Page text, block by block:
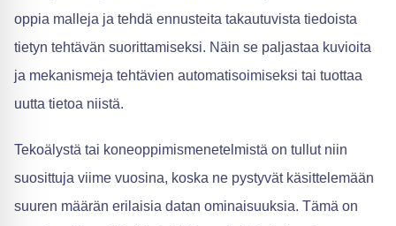
oppia malleja ja tehdä ennusteita takautuvista tiedoista
tietyn tehtävän suorittamiseksi. Näin se paljastaa kuvioita
ja mekanismeja tehtävien automatisoimiseksi tai tuottaa
uutta tietoa niistä.
Tekoälystä tai koneoppimismenetelmistä on tullut niin
suosittuja viime vuosina, koska ne pystyvät käsittelemään
suuren määrän erilaisia datan ominaisuuksia. Tämä on